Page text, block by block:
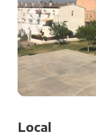
Local